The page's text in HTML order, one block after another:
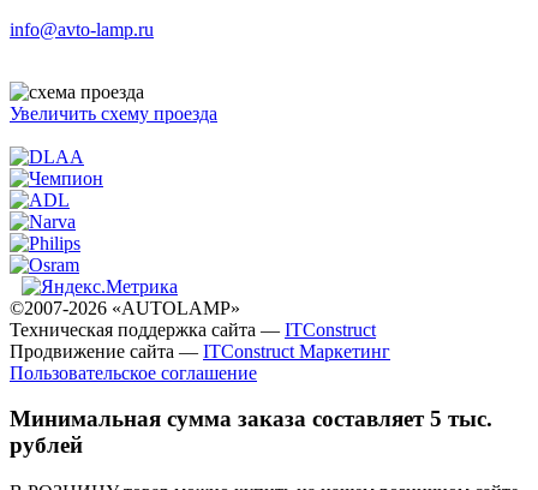
info@avto-lamp.ru
Увеличить схему проезда
©2007-2026 «AUTOLAMP»
Техническая поддержка сайта — ITConstruct
Продвижение сайта — ITConstruct Маркетинг
Пользовательское соглашение
Минимальная сумма заказа составляет 5 тыс.
рублей